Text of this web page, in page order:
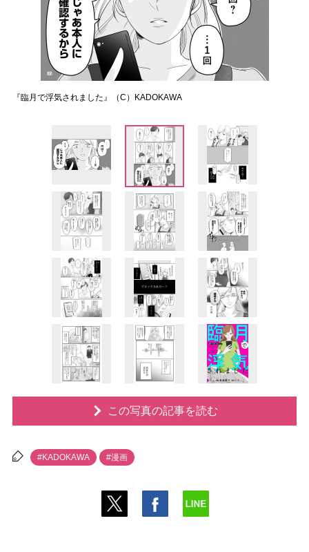
『臨月で浮気されました』（C）KADOKAWA
この写真の記事を読む
#KADOKAWA #漫画